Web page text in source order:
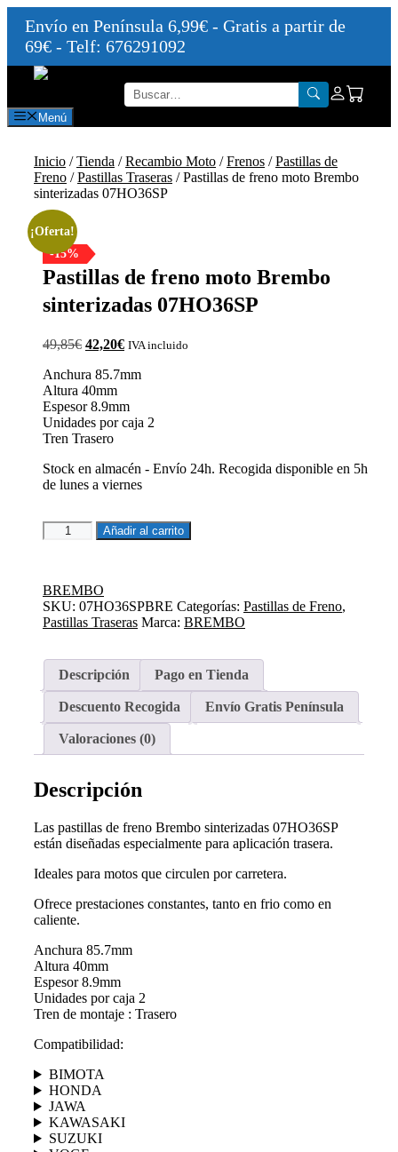
Envío en Península 6,99€ - Gratis a partir de
69€ - Telf: 676291092
Saltar
contenido
Menú
Inicio /Tienda /Recambio Moto /Frenos /Pastillas de
Freno /Pastillas Traseras / Pastillas de freno moto Brembo
sinterizadas 07HO36SP
¡Oferta!
-15%
Pastillas de freno moto Brembo
sinterizadas 07HO36SP
49,85€ El
original
era:
49,85€.
42,20€El
actual
42,20€.
IVA incluido
Anchura 85.7mm
Altura 40mm
Espesor 8.9mm
Unidades por caja 2
Tren Trasero
Stock en almacén - Envío 24h. Recogida disponible en 5h
de lunes a viernes
Pastillas
de
Brembo
sinterizadas
07HO36SP
Añadir al carrito
BREMBO
SKU: 07HO36SPBRE Categorías: Pastillas de Freno,
Pastillas Traseras Marca: BREMBO
Descripción Pago en Tienda
Descuento Recogida Envío Gratis Península
Valoraciones (0)
Descripción
Las pastillas de freno Brembo sinterizadas 07HO36SP
están diseñadas especialmente para aplicación trasera.
Ideales para motos que circulen por carretera.
Ofrece prestaciones constantes, tanto en frio como en
caliente.
Anchura 85.7mm
Altura 40mm
Espesor 8.9mm
Unidades por caja 2
Tren de montaje : Trasero
Compatibilidad:
BIMOTA
HONDA
JAWA
KAWASAKI
SUZUKI